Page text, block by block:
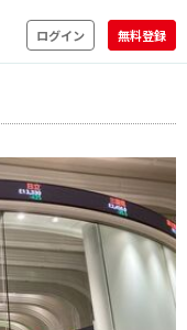
ログイン 無料登録